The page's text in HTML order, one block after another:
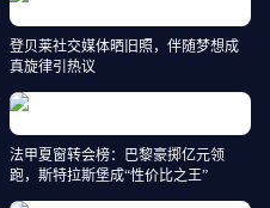
登贝莱社交媒体晒旧照，伴随梦想成
真旋律引热议
法甲夏窗转会榜：巴黎豪掷亿元领
跑，斯特拉斯堡成“性价比之王”